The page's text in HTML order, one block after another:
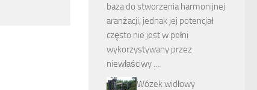
baza do stworzenia harmonijnej
aranżacji, jednak jej potencjał
często nie jest w pełni
wykorzystywany przez
niewłaściwy …
Wózek widłowy